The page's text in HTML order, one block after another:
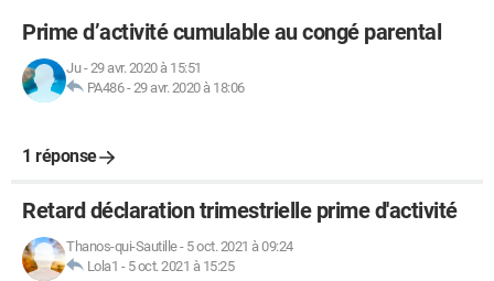
Prime d’activité cumulable au congé parental
Ju-29 avr. 2020 à 15:51
PA486-29 avr. 2020 à 18:06
1 réponse
Retard déclaration trimestrielle prime d'activité
Thanos-qui-Sautille- 5 oct. 2021 à 09:24
Lola1 - 5 oct. 2021 à 15:25